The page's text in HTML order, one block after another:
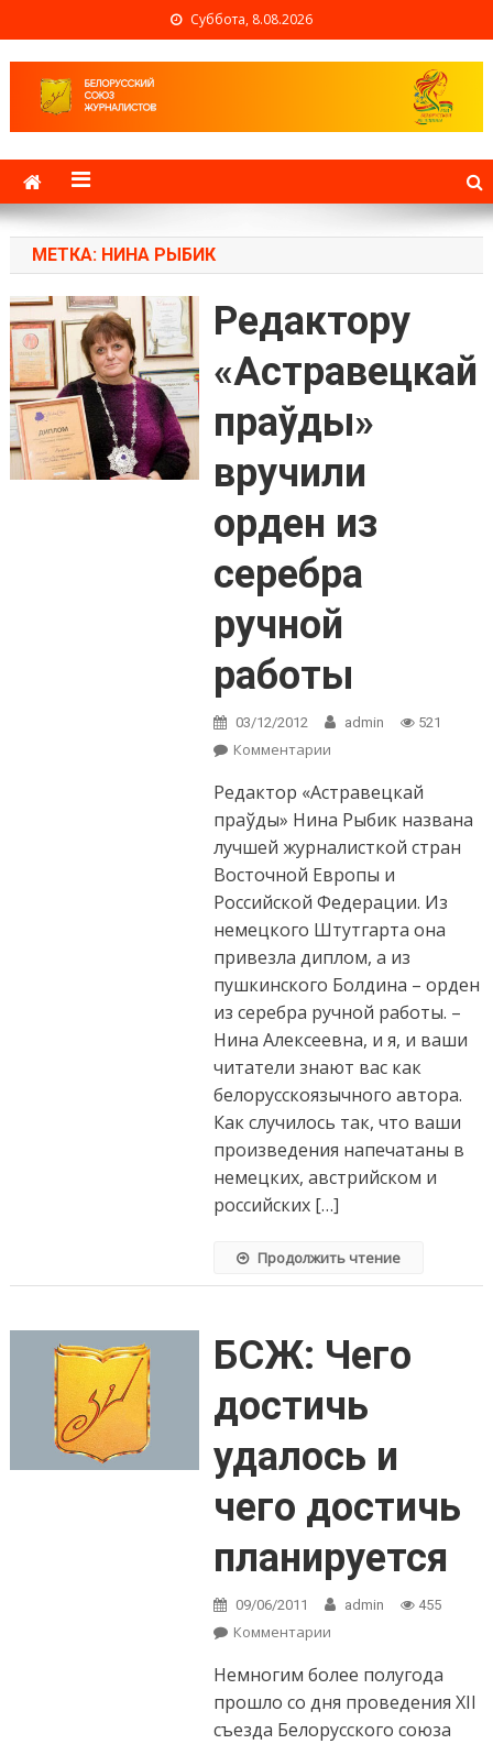
Суббота, 8.08.2026
Белорусский союз
журналистов
МЕТКА: НИНА РЫБИК
Редактору
«Астравецкай
праўды»
вручили
орден из
серебра
ручной
работы
03/12/2012 admin 521
Комментарии
праўды» вручили
орден из серебра
ручной работы
Редактор «Астравецкай
праўды» Нина Рыбик названа
лучшей журналисткой стран
Восточной Европы и
Российской Федерации. Из
немецкого Штутгарта она
привезла диплом, а из
пушкинского Болдина – орден
из серебра ручной работы. –
Нина Алексеевна, и я, и ваши
читатели знают вас как
белорусскоязычного автора.
Как случилось так, что ваши
произведения напечатаны в
немецких, австрийском и
российских […]
Продолжить чтение
БСЖ: Чего
достичь
удалось и
чего достичь
планируется
09/06/2011 admin 455
Комментарии
чего достичь
планируется
Немногим более полугода
прошло со дня проведения XII
съезда Белорусского союза